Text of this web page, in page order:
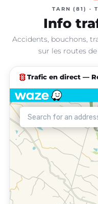
TARN (81) ·
Info
Accidents, bouchons,
sur les routes
traffic Trafic en direct —